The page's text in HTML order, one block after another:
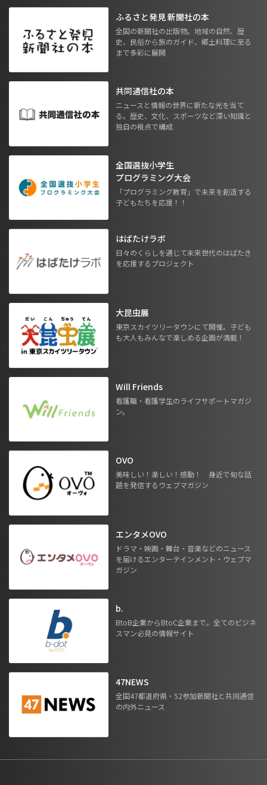
ふるさと発見 新聞社の本
全国の新聞社の出版物。地域の自然、歴
史、民俗から旅のガイド、郷土料理に至る
まで多彩に展開
共同通信社の本
ニュースと情報の世界に新たな光を当て
る。歴史、文化、スポーツなど深い知識と
独自の視点で構成
全国選抜小学生
プログラミング大会
「プログラミング教育」で未来を創造する
子どもたちを応援！！
はばたけラボ
日々のくらしを通じて未来世代のはばたき
を応援するプロジェクト
大昆虫展
東京スカイツリータウンにて開催。子ども
も大人もみんなで楽しめる企画が満載！
Will Friends
看護職・看護学生のライフサポートマガジ
ン。
OVO
美味しい！楽しい！感動！ 身近で旬な話
題を発信するウェブマガジン
エンタメOVO
ドラマ・映画・舞台・音楽などのニュース
を届けるエンターテインメント・ウェブマ
ガジン
b.
BtoB企業からBtoC企業まで。全てのビジネ
スマン必見の情報サイト
47NEWS
全国47都道府県・52参加新聞社と共同通信
の内外ニュース